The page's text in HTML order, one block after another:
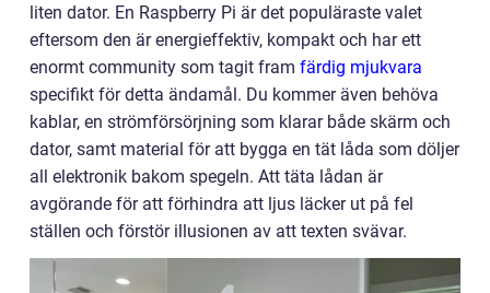
liten dator. En Raspberry Pi är det populäraste valet
eftersom den är energieffektiv, kompakt och har ett
enormt community som tagit fram färdig mjukvara
specifikt för detta ändamål. Du kommer även behöva
kablar, en strömförsörjning som klarar både skärm och
dator, samt material för att bygga en tät låda som döljer
all elektronik bakom spegeln. Att täta lådan är
avgörande för att förhindra att ljus läcker ut på fel
ställen och förstör illusionen av att texten svävar.